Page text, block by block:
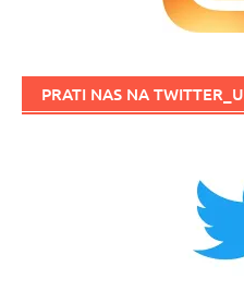
PRATI NAS NA TWITTER_U